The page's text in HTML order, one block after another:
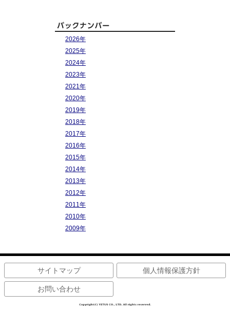
2026年
2025年
2024年
2023年
2021年
2020年
2019年
2018年
2017年
2016年
2015年
2014年
2013年
2012年
2011年
2010年
2009年
サイトマップ 個人情報保護方針
お問い合わせ